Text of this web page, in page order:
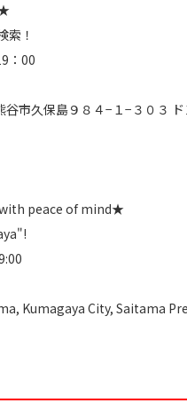
索！
：00
市久保島９８４−１−３０３
peace of mind★
Kumagaya City, Saitama